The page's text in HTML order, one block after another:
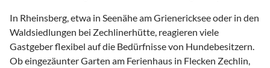
In Rheinsberg, etwa in Seenähe am Grienericksee oder in den
Waldsiedlungen bei Zechlinerhütte, reagieren viele
Gastgeber flexibel auf die Bedürfnisse von Hundebesitzern.
Ob eingezäunter Garten am Ferienhaus in Flecken Zechlin,